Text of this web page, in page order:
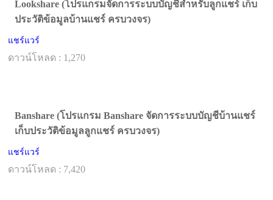
Lookshare (โปรแกรมจัดการระบบบัญชีสำหรับลูกแชร์ เก็บ
ประวัติข้อมูลบ้านแชร์ ครบวงจร)
แชร์แวร์
ดาวน์โหลด : 1,270
Banshare (โปรแกรม Banshare จัดการระบบบัญชีบ้านแชร์
เก็บประวัติข้อมูลลูกแชร์ ครบวงจร)
แชร์แวร์
ดาวน์โหลด : 7,420